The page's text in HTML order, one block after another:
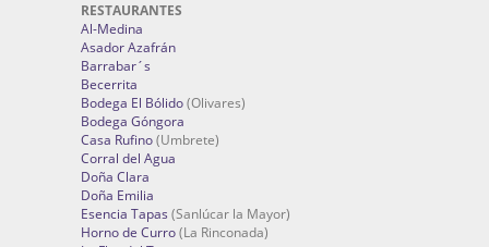
RESTAURANTES
Al-Medina
Asador Azafrán
Barrabar´s
Becerrita
Bodega El Bólido(Olivares)
Bodega Góngora
Casa Rufino(Umbrete)
Corral del Agua
Doña Clara
Doña Emilia
Esencia Tapas (Sanlúcar la Mayor)
Horno de Curro(La Rinconada)